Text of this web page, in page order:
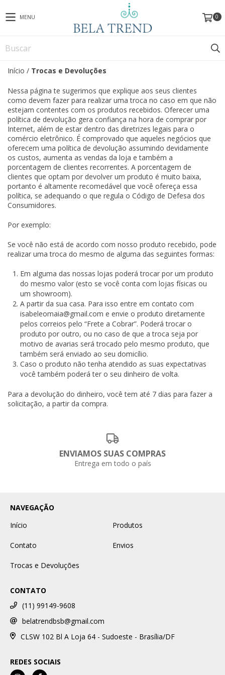
MENU 0
Início / Trocas e Devoluções
Nessa página te sugerimos que explique aos seus clientes
como devem fazer para realizar uma troca no caso em que não
estejam contentes com os produtos recebidos. Oferecer uma
política de devolução gera confiança na hora de comprar por
Internet, além de estar dentro das diretrizes legais para o
comércio eletrônico. É comprovado que aqueles negócios que
oferecem uma política de devolução assumindo devidamente
os custos, aumenta as vendas da loja e também a
porcentagem de clientes recorrentes. A porcentagem de
clientes que optam por devolver um produto é muito baixa,
portanto é altamente recomedável que você ofereça essa
política, se adequando o que regula o Código de Defesa dos
Consumidores.
Por exemplo:
Se você não está de acordo com nosso produto recebido, pode
realizar uma troca do mesmo de alguma das seguintes formas:
Em alguma das nossas lojas poderá trocar por um produto
do mesmo valor (esto se você conta com lojas físicas ou
um showroom).
A partir da sua casa. Para isso entre em contato com
isabeleomaia@gmail.com e envie o produto diretamente
pelos correios pelo “Frete a Cobrar”. Poderá trocar o
produto por outro, ou no caso de que a troca seja por
motivo de avarias será trocado pelo mesmo produto, que
também será enviado ao seu domicílio.
Caso o produto não tenha atendido as suas expectativas
você também poderá ter o seu dinheiro de volta.
Para a devolução do dinheiro, você tem até 7 dias para fazer a
solicitação, a partir da compra.
ENVIAMOS SUAS COMPRAS
Entrega em todo o país
NAVEGAÇÃO
Início
Produtos
Contato Envios
Trocas e Devoluções
CONTATO
(11) 99149-9608
belatrendbsb@gmail.com
CLSW 102 Bl A Loja 64 - Sudoeste - Brasília/DF
REDES SOCIAIS